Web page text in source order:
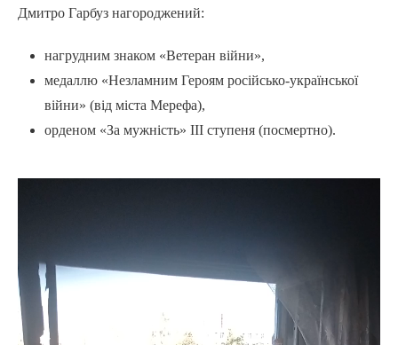
Дмитро Гарбуз нагороджений:
нагрудним знаком «Ветеран війни»,
медаллю «Незламним Героям російсько-української
війни» (від міста Мерефа),
орденом «За мужність» ІІІ ступеня (посмертно).